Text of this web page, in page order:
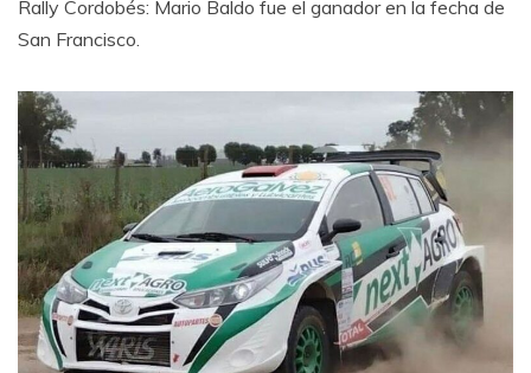
Rally Cordobés: Mario Baldo fue el ganador en la fecha de
San Francisco.